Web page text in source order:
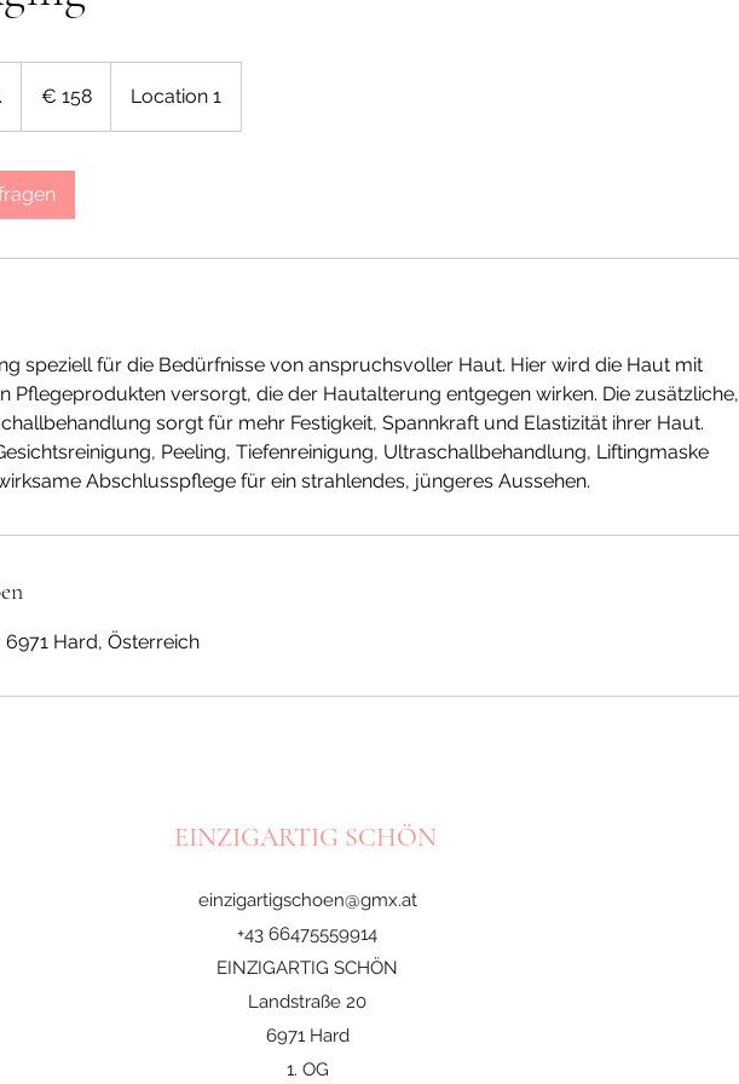
S
d
.
€ 158 Location 1
speziell für die Bedürfnisse von anspruchsvoller Haut. Hier wird die Haut mit
Pflegeprodukten versorgt, die der Hautalterung entgegen wirken. Die zusätzliche,
sorgt für mehr Festigkeit, Spannkraft und Elastizität ihrer Haut.
Peeling, Tiefenreinigung, Ultraschallbehandlung, Liftingmaske
Abschlusspflege für ein strahlendes, jüngeres Aussehen.
Hard, Österreich
EINZIGARTIG SCHÖN
einzigartigschoen@gmx.at
+43 66475559914
EINZIGARTIG SCHÖN
Landstraße 20
6971 Hard
1. OG